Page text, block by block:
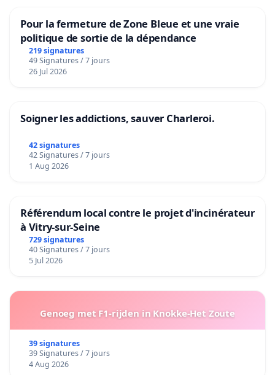
Pour la fermeture de Zone Bleue et une vraie
politique de sortie de la dépendance
219 signatures
49 Signatures / 7 jours
26 Jul 2026
Soigner les addictions, sauver Charleroi.
42 signatures
42 Signatures / 7 jours
1 Aug 2026
Référendum local contre le projet d'incinérateur
à Vitry-sur-Seine
729 signatures
40 Signatures / 7 jours
5 Jul 2026
Genoeg met F1-rijden in Knokke-Het Zoute
39 signatures
39 Signatures / 7 jours
4 Aug 2026